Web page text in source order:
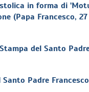
in forma di
(Papa Francesco,
del Santo
Santo Padre